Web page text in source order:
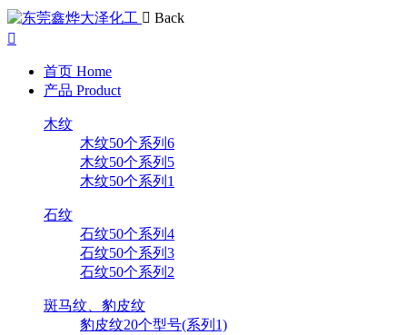
Back
首页 Home
产品 Product
木纹
木纹50个系列6
木纹50个系列5
木纹50个系列1
石纹
石纹50个系列4
石纹50个系列3
石纹50个系列2
斑马纹、豹皮纹
豹皮纹20个型号(系列1)